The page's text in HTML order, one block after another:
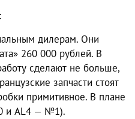
дилерам. Они
260 000 рублей. В
сделают не больше,
запчасти стоят
примитивное. В плане
и AL4 — №1).